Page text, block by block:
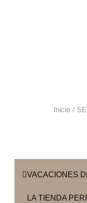
Inicio
VACACIONES
LA TIENDA